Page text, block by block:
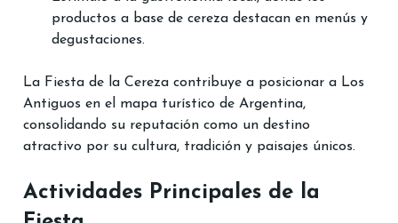
productos a base de cereza destacan en menús y
degustaciones.
La Fiesta de la Cereza contribuye a posicionar a Los
Antiguos en el mapa turístico de Argentina,
consolidando su reputación como un destino
atractivo por su cultura, tradición y paisajes únicos.
Actividades Principales de la